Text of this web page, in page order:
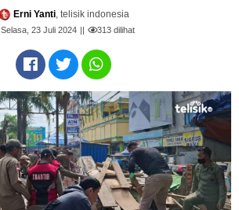
Erni Yanti, telisik indonesia
Selasa, 23 Juli 2024 313dilihat